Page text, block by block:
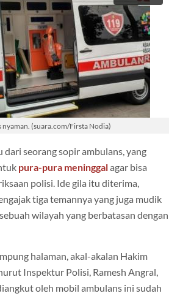
(suara.com/Firsta Nodia)
dari seorang sopir ambulans, yang
pura-pura meninggalagar bisa
polisi. Ide gila itu diterima,
tiga temannya yang juga mudik
wilayah yang berbatasan dengan
halaman, akal-akalan Hakim
Inspektur Polisi, Ramesh Angral,
oleh mobil ambulans ini sudah